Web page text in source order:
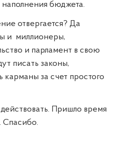
бюджета.
отвергается? Да
и миллионеры,
и парламент в свою
писать законы,
за счет простого
Пришло время
Спасибо.